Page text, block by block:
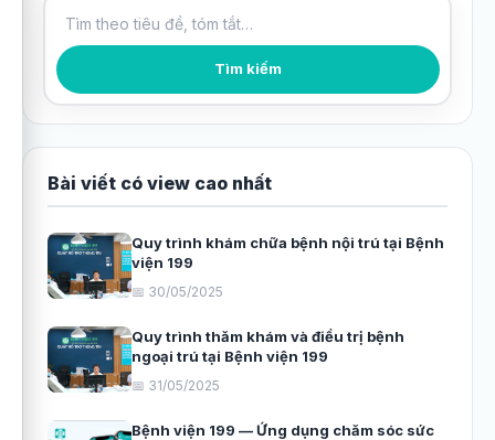
Tìm kiếm bài viết Tìm kiếm
Bài viết có view cao nhất
Quy trình khám chữa bệnh nội trú tại Bệnh
viện 199
📅 30/05/2025
Quy trình thăm khám và điều trị bệnh
ngoại trú tại Bệnh viện 199
📅 31/05/2025
Bệnh viện 199 — Ứng dụng chăm sóc sức